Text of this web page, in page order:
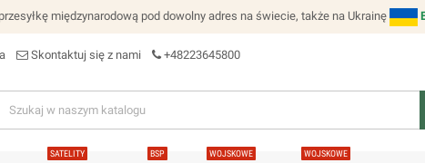
międzynarodową pod dowolny adres na świecie, także na Ukrainę
Skontaktuj się z nami +48223645800
SATELITY BSP WOJSKOWE WOJSKOWE